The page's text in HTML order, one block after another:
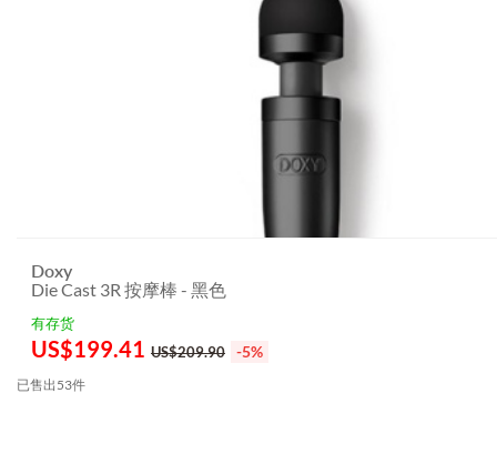
Doxy
Die Cast 3R 按摩棒 - 黑色
有存货
US$199.41 US$209.90 -5%
已售出53件